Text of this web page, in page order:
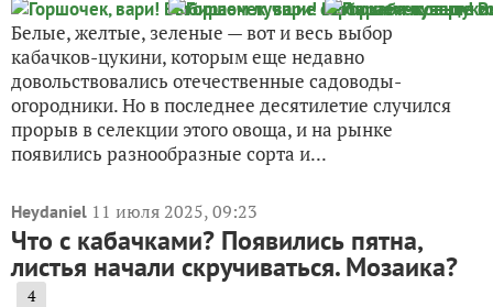
Белые, желтые, зеленые — вот и весь выбор
кабачков-цукини, которым еще недавно
довольствовались отечественные садоводы-
огородники. Но в последнее десятилетие случился
прорыв в селекции этого овоща, и на рынке
появились разнообразные сорта и...
Heydaniel 11 июля 2025, 09:23
Что с кабачками? Появились пятна,
листья начали скручиваться. Мозаика?
4